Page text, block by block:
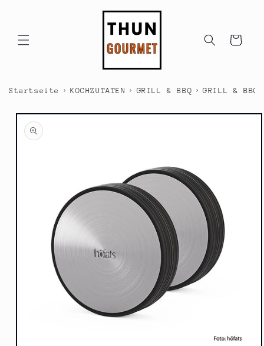
Warenkorb
Startseite › KOCHZUTATEN › GRILL & BBQ › GRILL & BBQ